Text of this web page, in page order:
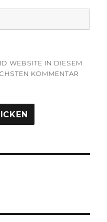
WEBSITE IN DIESEM
KOMMENTAR